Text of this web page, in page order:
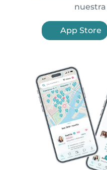
App Store